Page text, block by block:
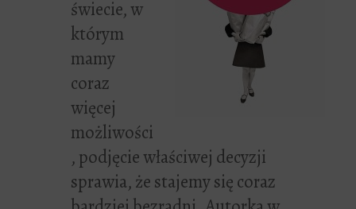
świecie, w
którym
mamy
coraz
więcej
możliwości
, podjęcie właściwej decyzji
sprawia, że stajemy się coraz